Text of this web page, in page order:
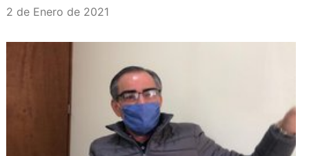
2 de Enero de 2021